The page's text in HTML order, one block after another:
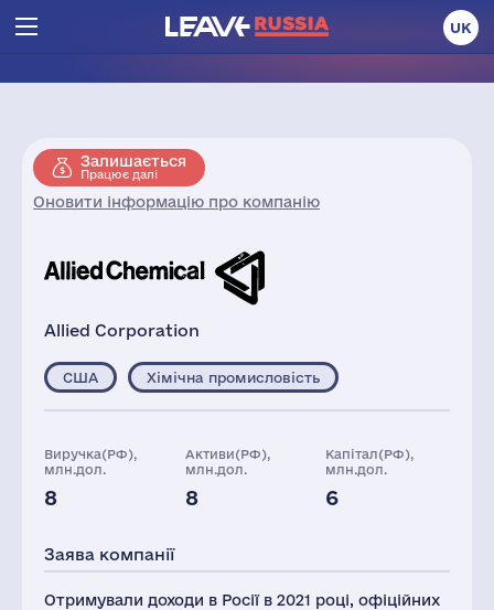
UK
Залишається
Працює далі
Оновити інформацію про компанію
Allied Corporation
США Хімічна промисловість
Виручка(РФ),
млн.дол.
8
Активи(РФ),
млн.дол.
8
Капітал(РФ),
млн.дол.
6
22
Заява компанії
Отримували доходи в Росії в 2021 році, офіційних